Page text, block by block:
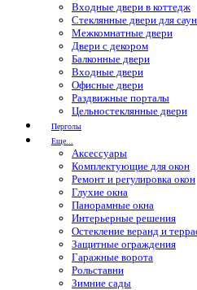
Входные двери в коттедж
Стеклянные двери для
Межкомнатные двери
Двери с декором
Балконные двери
Входные двери
Офисные двери
Раздвижные порталы
Цельностеклянные двери
Перголы
Еще...
Аксессуары
Комплектующие для окон
Ремонт и регулировка окон
Глухие окна
Панорамные окна
Интерьерные решения
Остекление веранд и
Защитные ограждения
Гаражные ворота
Рольставни
Зимние сады